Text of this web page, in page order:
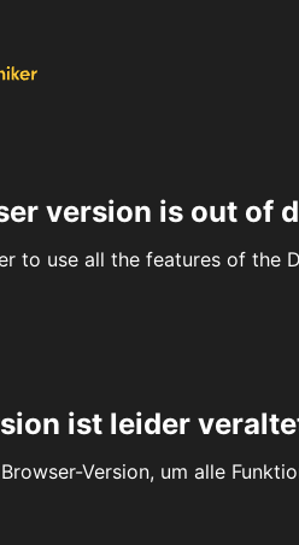
version is out of
to use all the features of the
ist leider
Version, um alle